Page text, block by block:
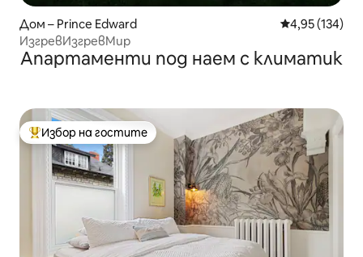
Дом – Prince Edward Средна
4,95 (134)
ИзгревИзгревМир
Апартаменти под наем с климатик
Най-популярен избор на гостите
Избор на гостите